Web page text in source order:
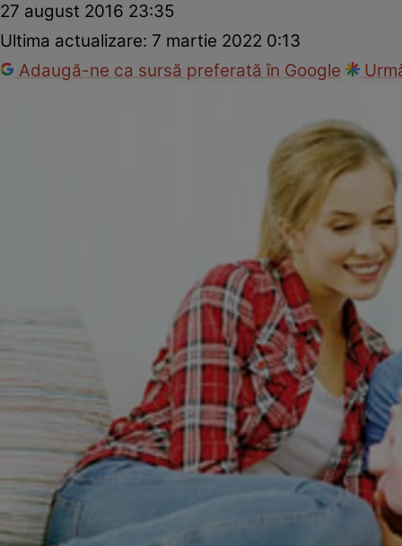
27 august 2016 23:35
Ultima actualizare: 7 martie 2022 0:13
Adaugă-ne ca sursă preferată în Google